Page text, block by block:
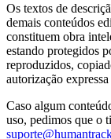
Os textos de
demais conteúdos
constituem obra
estando protegidos
reproduzidos,
autorização
Caso algum
uso, pedimos que o